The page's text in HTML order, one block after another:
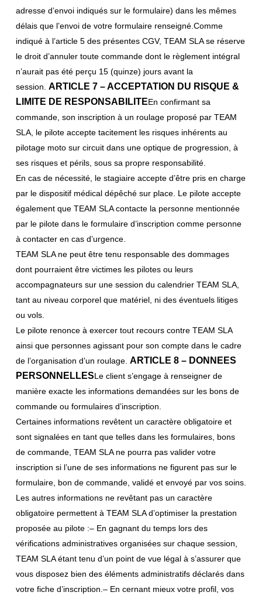
adresse d’envoi indiqués sur le formulaire) dans les mêmes
délais que l’envoi de votre formulaire renseigné.Comme
indiqué à l’article 5 des présentes CGV, TEAM SLA se réserve
le droit d’annuler toute commande dont le règlement intégral
n’aurait pas été perçu 15 (quinze) jours avant la
session. ARTICLE 7 – ACCEPTATION DU RISQUE &
LIMITE DE RESPONSABILITEEn confirmant sa
commande, son inscription à un roulage proposé par TEAM
SLA, le pilote accepte tacitement les risques inhérents au
pilotage moto sur circuit dans une optique de progression, à
ses risques et périls, sous sa propre responsabilité.
En cas de nécessité, le stagiaire accepte d’être pris en charge
par le dispositif médical dépêché sur place. Le pilote accepte
également que TEAM SLA contacte la personne mentionnée
par le pilote dans le formulaire d’inscription comme personne
à contacter en cas d’urgence.
TEAM SLA ne peut être tenu responsable des dommages
dont pourraient être victimes les pilotes ou leurs
accompagnateurs sur une session du calendrier TEAM SLA,
tant au niveau corporel que matériel, ni des éventuels litiges
ou vols.
Le pilote renonce à exercer tout recours contre TEAM SLA
ainsi que personnes agissant pour son compte dans le cadre
de l’organisation d’un roulage. ARTICLE 8 – DONNEES
PERSONNELLESLe client s’engage à renseigner de
manière exacte les informations demandées sur les bons de
commande ou formulaires d’inscription.
Certaines informations revêtent un caractère obligatoire et
sont signalées en tant que telles dans les formulaires, bons
de commande, TEAM SLA ne pourra pas valider votre
inscription si l’une de ses informations ne figurent pas sur le
formulaire, bon de commande, validé et envoyé par vos soins.
Les autres informations ne revêtant pas un caractère
obligatoire permettent à TEAM SLA d’optimiser la prestation
proposée au pilote :– En gagnant du temps lors des
vérifications administratives organisées sur chaque session,
TEAM SLA étant tenu d’un point de vue légal à s’assurer que
vous disposez bien des éléments administratifs déclarés dans
votre fiche d’inscription.– En cernant mieux votre profil, vos